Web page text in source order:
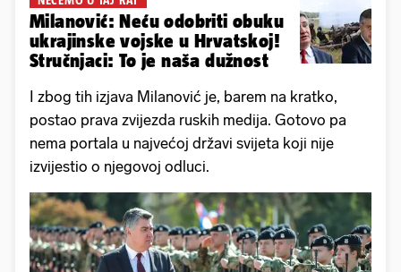
Milanović: Neću odobriti obuku
ukrajinske vojske u Hrvatskoj!
Stručnjaci: To je naša dužnost
I zbog tih izjava Milanović je, barem na kratko,
postao prava zvijezda ruskih medija. Gotovo pa
nema portala u najvećoj državi svijeta koji nije
izvijestio o njegovoj odluci.